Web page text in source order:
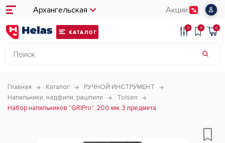
Архангельская Акции
КАТАЛОГ
0 0 0
Главная Каталог
РУЧНОЙ ИНСТРУМЕНТ
Напильники, надфили, рашпили
Tolsen
Набор напильников "GRIPro", 200 мм, 3 предмета